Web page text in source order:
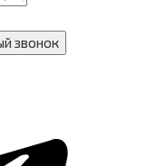
звонок